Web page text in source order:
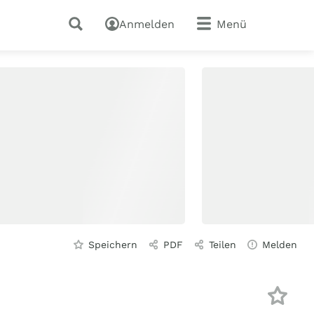
Anmelden Menü
Speichern PDF Teilen Melden